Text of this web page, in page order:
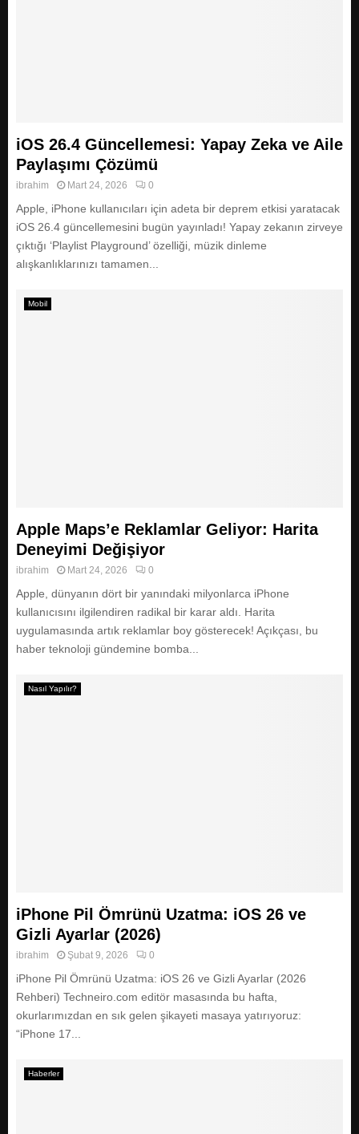
iOS 26.4 Güncellemesi: Yapay Zeka ve Aile
Paylaşımı Çözümü
ibrahim Mart 24, 2026 0
Apple, iPhone kullanıcıları için adeta bir deprem etkisi yaratacak
iOS 26.4 güncellemesini bugün yayınladı! Yapay zekanın zirveye
çıktığı ‘Playlist Playground’ özelliği, müzik dinleme
alışkanlıklarınızı tamamen...
Mobil
Apple Maps’e Reklamlar Geliyor: Harita
Deneyimi Değişiyor
ibrahim Mart 24, 2026 0
Apple, dünyanın dört bir yanındaki milyonlarca iPhone
kullanıcısını ilgilendiren radikal bir karar aldı. Harita
uygulamasında artık reklamlar boy gösterecek! Açıkçası, bu
haber teknoloji gündemine bomba...
Nasıl Yapılır?
iPhone Pil Ömrünü Uzatma: iOS 26 ve
Gizli Ayarlar (2026)
ibrahim Şubat 9, 2026 0
iPhone Pil Ömrünü Uzatma: iOS 26 ve Gizli Ayarlar (2026
Rehberi) Techneiro.com editör masasında bu hafta,
okurlarımızdan en sık gelen şikayeti masaya yatırıyoruz:
“iPhone 17...
Haberler